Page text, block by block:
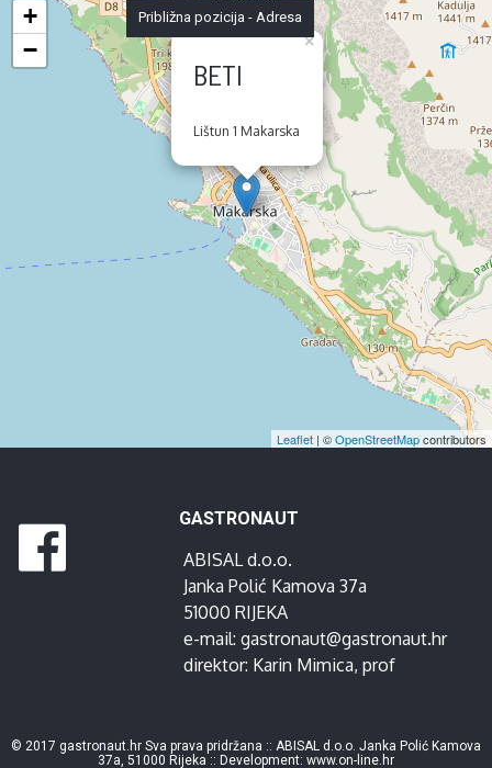
BETI
Lištun 1 Makarska
×
+
−
Leaflet | ©OpenStreetMapcontributors
Približna pozicija - Adresa
GASTRONAUT
ABISAL d.o.o.
Janka Polić Kamova 37a
51000 RIJEKA
e-mail: gastronaut@gastronaut.hr
direktor: Karin Mimica, prof
© 2017 gastronaut.hr Sva prava pridržana :: ABISAL d.o.o. Janka Polić Kamova
37a, 51000 Rijeka :: Development: www.on-line.hr